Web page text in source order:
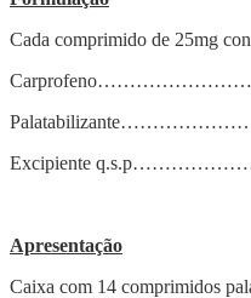
Cada comprimido de 25mg
Excipiente
Apresentação
Caixa com 14 comprimidos